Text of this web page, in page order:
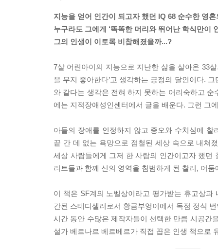
지능을 얻어 인간이 되고자 했던 IQ 68 순수한 영
누구라도 그에게 ‘똑똑한 머리와 뛰어난 학식만이
그의 인생이 이토록 비참해졌을까...?
7살 어린아이의 지능으로 지난한 삶을 살아온 33
을 무지 좋아한다’고 생각하는 긍정의 달인이다.
와 같다는 생각은 전혀 하지 못하는 어리숙하고
에는 지적장애성인센터에서 글을 배운다. 그런 그
아들의 장애를 인정하지 않고 증오와 수치심에
끝 간 데 없는 욕망으로 점철된 세상 속으로 내쳐
세상 사람들에게 그저 한 사람의 인간이고자 했던
리트들과 함께 신의 영역을 침범하게 된 찰리, 어
이 책은 SF계의 노벨상이라고 평가받는 휴고상
간된 스테디셀러로서 황금부엉이에서 독점 정식
시간 동안 수많은 제작자들이 선택한 만큼 시공간
설가 베르나르 베르베르가 직접 꼽은 인생 책으로